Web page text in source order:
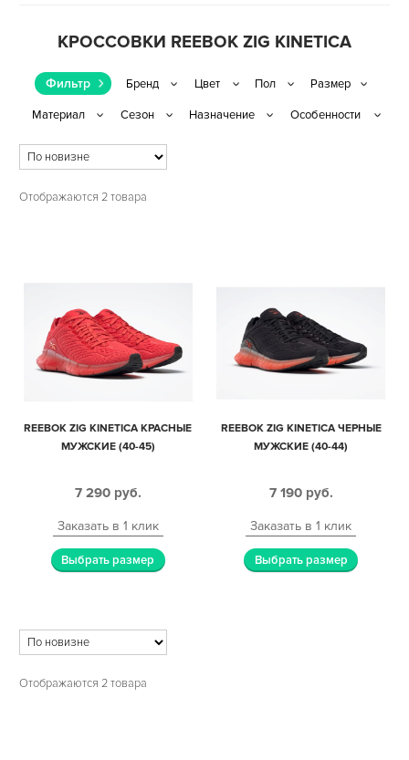
КРОССОВКИ REEBOK ZIG KINETICA
Фильтр
Отображаются 2 товара
REEBOK ZIG KINETICA КРАСНЫЕ
МУЖСКИЕ (40-45)
7 290 руб.
Заказать в 1 клик
Выбрать размер
REEBOK ZIG KINETICA ЧЕРНЫЕ
МУЖСКИЕ (40-44)
7 190 руб.
Заказать в 1 клик
Выбрать размер
Отображаются 2 товара